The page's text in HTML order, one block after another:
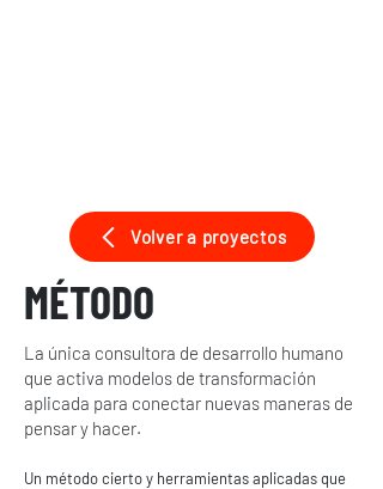
Volver a proyectos
MÉTODO
La única consultora de desarrollo humano
que activa modelos de transformación
aplicada para conectar nuevas maneras de
pensar y hacer.
Un método cierto y herramientas aplicadas que